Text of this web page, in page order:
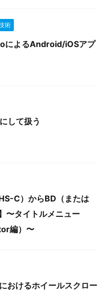
術
によるAndroid/iOSアプ
して扱う
C）からBD（または
〜タイトルメニュー
編）〜
おけるホイールスクロー